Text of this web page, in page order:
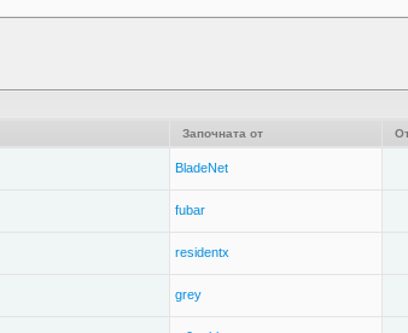
Започната от
BladeNet
fubar
residentx
grey